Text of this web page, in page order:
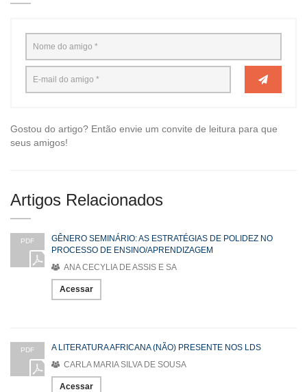
Gostou do artigo? Então envie um convite de leitura para que
seus amigos!
Artigos Relacionados
PDF
GÊNERO SEMINÁRIO: AS ESTRATÉGIAS DE POLIDEZ NO
PROCESSO DE ENSINO/APRENDIZAGEM
ANA CECYLIA DE ASSIS E SA
Acessar
PDF
A LITERATURA AFRICANA (NÃO) PRESENTE NOS LDS
CARLA MARIA SILVA DE SOUSA
Acessar